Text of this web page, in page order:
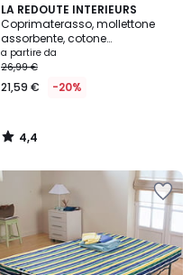
LA REDOUTE INTERIEURS
Coprimaterasso, mollettone
assorbente, cotone
impermeabile, altezza
massima 22 cm
a partire da
26,99 €
21,59 € -20%
4,4
/ 5
4,4
/